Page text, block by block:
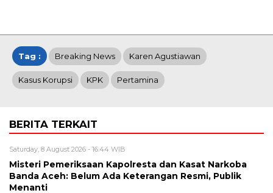
Tag : Breaking News Karen Agustiawan
Kasus Korupsi KPK Pertamina
BERITA TERKAIT
Saturday, 8 August 2026 - 16:44 WIB
Misteri Pemeriksaan Kapolresta dan Kasat Narkoba
Banda Aceh: Belum Ada Keterangan Resmi, Publik
Menanti